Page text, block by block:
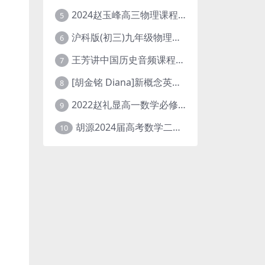
5 2024赵玉峰高三物理课程24年高考物理一轮复习网课教程
6 沪科版(初三)九年级物理全一册网课教学视频全集(录播版 杜春雨 66讲)
7 王芳讲中国历史音频课程全集(上下五千年)
8 [胡金铭 Diana]新概念英语第1册教学视频课程(全集 百度网盘下载)
9 2022赵礼显高一数学必修一课程视频资源(秋季班 含讲义)百度网盘云
10 胡源2024届高考数学二轮寒假春季精讲 百度网盘分享